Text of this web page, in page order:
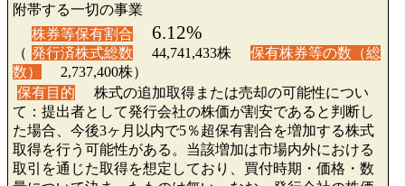
附帯する一切の事業
株券等保有割合
6.12%
（ 発行済株式総数 44,741,433株
保有株券等の数（総
数）
2,737,400株）
保有目的
株式の追加取得または売却の可能性につい
て：提出者として発行会社の株価が割安であると判断し
た場合、今後3ヶ月以内で5％超保有割合を増加する株式
取得を行う可能性がある。当該増加は市場内外における
取引を通じた取得を想定しており、買付時期・価格・数